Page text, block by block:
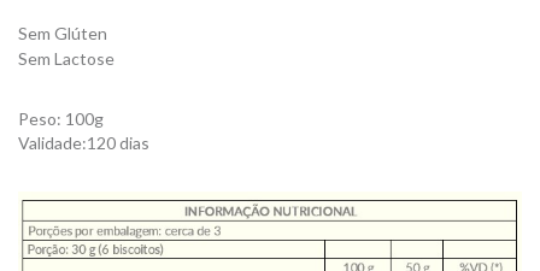
Sem Glúten
Sem Lactose
Peso: 100g
Validade:120 dias